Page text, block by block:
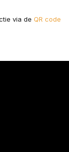
via de QR code